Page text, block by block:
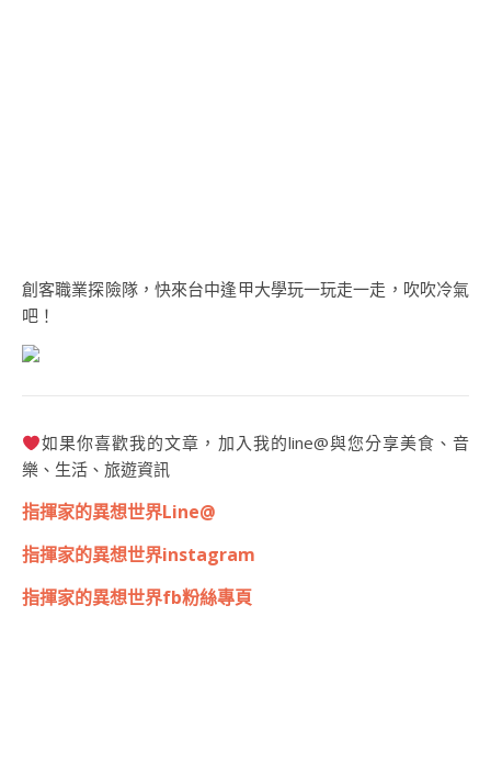
創客職業探險隊，快來台中逢甲大學玩一玩走一走，吹吹冷氣
吧！
如果你喜歡我的文章，加入我的line@與您分享美食、音
樂、生活、旅遊資訊
指揮家的異想世界Line@
指揮家的異想世界instagram
指揮家的異想世界fb粉絲專頁